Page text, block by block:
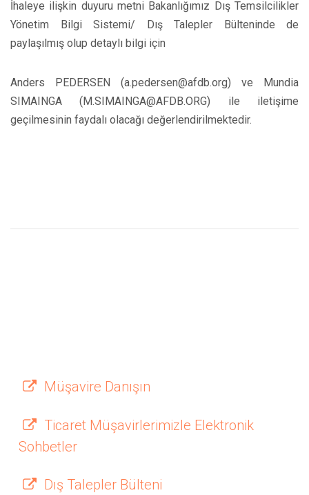
İhaleye ilişkin duyuru metni Bakanlığımız Dış Temsilcilikler
Yönetim Bilgi Sistemi/ Dış Talepler Bülteninde de
paylaşılmış olup detaylı bilgi için
Anders PEDERSEN (a.pedersen@afdb.org) ve Mundia
SIMAINGA (M.SIMAINGA@AFDB.ORG) ile iletişime
geçilmesinin faydalı olacağı değerlendirilmektedir.
Müşavire Danışın
Ticaret Müşavirlerimizle Elektronik
Sohbetler
Dış Talepler Bülteni